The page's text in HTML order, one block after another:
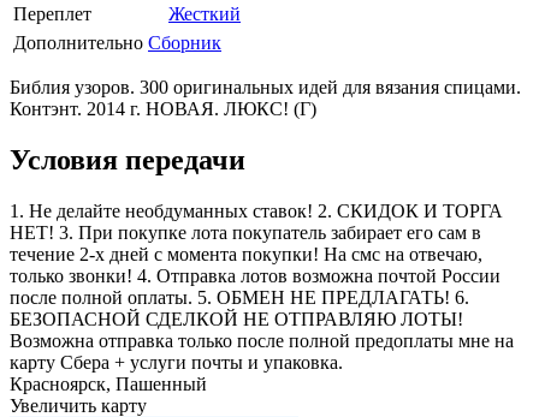
Переплет
Жесткий
Дополнительно Сборник
Библия узоров. 300 оригинальных идей для вязания спицами.
Контэнт. 2014 г. НОВАЯ. ЛЮКС! (Г)
Условия передачи
1. Не делайте необдуманных ставок! 2. СКИДОК И ТОРГА
НЕТ! 3. При покупке лота покупатель забирает его сам в
течение 2-х дней с момента покупки! На смс на отвечаю,
только звонки! 4. Отправка лотов возможна почтой России
после полной оплаты. 5. ОБМЕН НЕ ПРЕДЛАГАТЬ! 6.
БЕЗОПАСНОЙ СДЕЛКОЙ НЕ ОТПРАВЛЯЮ ЛОТЫ!
Возможна отправка только после полной предоплаты мне на
карту Сбера + услуги почты и упаковка.
Красноярск, Пашенный
Увеличить карту